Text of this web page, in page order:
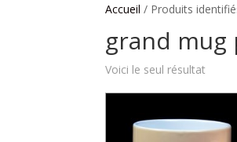
Accueil / Produits
grand mug
Voici le seul résultat